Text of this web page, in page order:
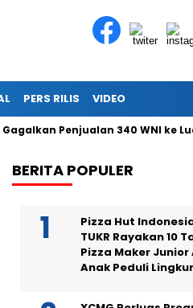
PERS RILIS VIDEO
Penjualan 340 WNI ke Luar
BERITA POPULER
Pizza Hut
TUKR Rayakan 10
Pizza Maker Junior
Anak Peduli